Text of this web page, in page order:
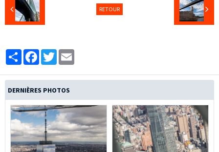
RETOUR
PartagerFacebook
Twitter
DERNIÈRES PHOTOS